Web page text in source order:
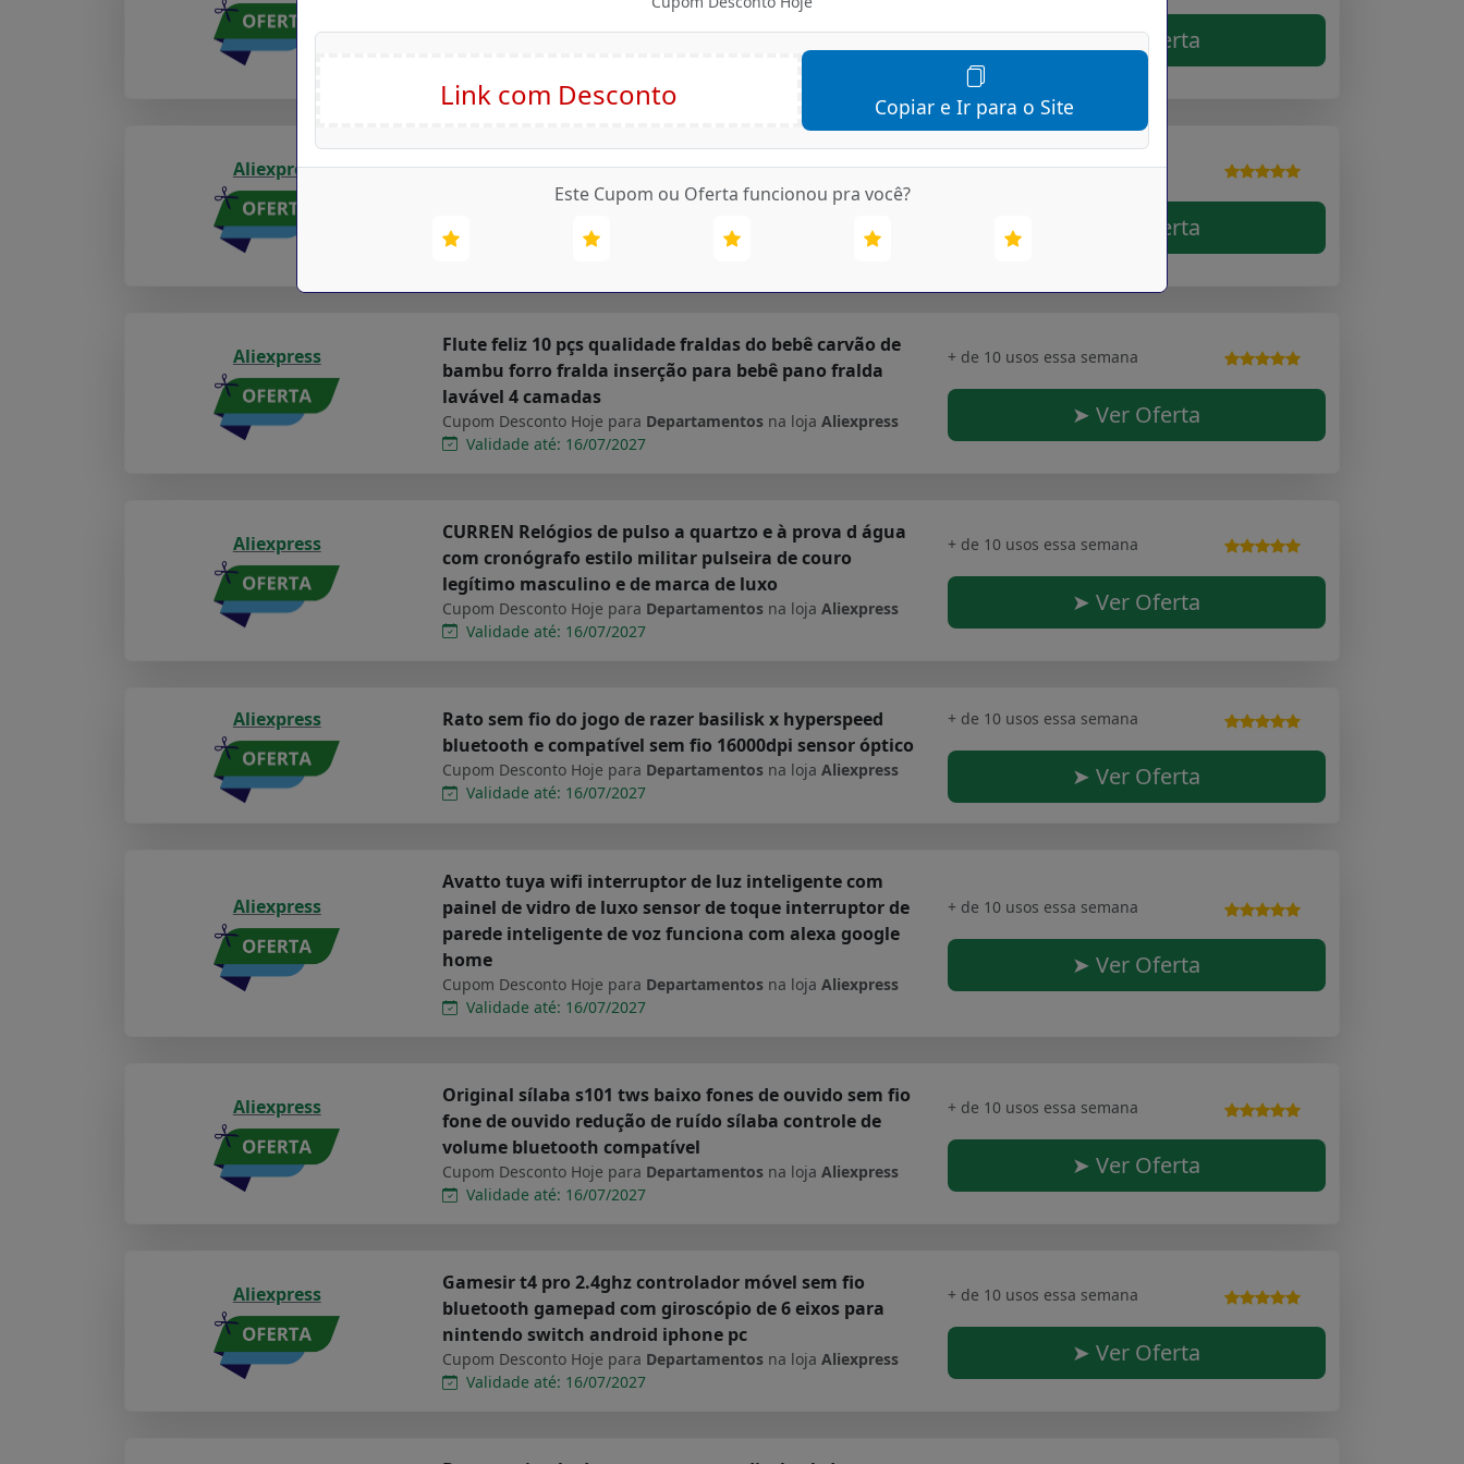
na lojaAliexpress
➤ Ver Oferta
Aliexpress
Happyflute venda quente os fraldas de bolso 4 pçs set
laváveis e reutilizáveis fraldas de bebê nova impressão
Cupom Desconto Hoje para Departamentos
Aliexpress
+ de 10 usos essa semana
➤ Ver Oferta
Aliexpress
Flute feliz 10 pçs qualidade fraldas do bebê carvão de
bambu forro fralda inserção para bebê pano fralda
lavável 4 camadas
Cupom Desconto Hoje para Departamentos na loja Aliexpress
Validade até: 16/07/2027
+ de 10 usos essa semana
➤ Ver Oferta
Aliexpress
CURREN Relógios de pulso a quartzo e à prova d água
com cronógrafo estilo militar pulseira de couro
legítimo masculino e de marca de luxo
Cupom Desconto Hoje para Departamentos na loja Aliexpress
Validade até: 16/07/2027
+ de 10 usos essa semana
➤ Ver Oferta
Aliexpress
Rato sem fio do jogo de razer basilisk x hyperspeed
bluetooth e compatível sem fio 16000dpi sensor óptico
Cupom Desconto Hoje para Departamentos na loja Aliexpress
Validade até: 16/07/2027
+ de 10 usos essa semana
➤ Ver Oferta
Aliexpress
Avatto tuya wifi interruptor de luz inteligente com
painel de vidro de luxo sensor de toque interruptor de
parede inteligente de voz funciona com alexa google
home
Cupom Desconto Hoje para Departamentos na loja Aliexpress
Validade até: 16/07/2027
+ de 10 usos essa semana
➤ Ver Oferta
Aliexpress
Original sílaba s101 tws baixo fones de ouvido sem fio
fone de ouvido redução de ruído sílaba controle de
volume bluetooth compatível
Cupom Desconto Hoje para Departamentos na loja Aliexpress
Validade até: 16/07/2027
+ de 10 usos essa semana
➤ Ver Oferta
Aliexpress
Gamesir t4 pro 2.4ghz controlador móvel sem fio
bluetooth gamepad com giroscópio de 6 eixos para
nintendo switch android iphone pc
Cupom Desconto Hoje para Departamentos na loja Aliexpress
Validade até: 16/07/2027
+ de 10 usos essa semana
➤ Ver Oferta
Copiar e Ir para o Site
Este Cupom ou Oferta funcionou pra você?